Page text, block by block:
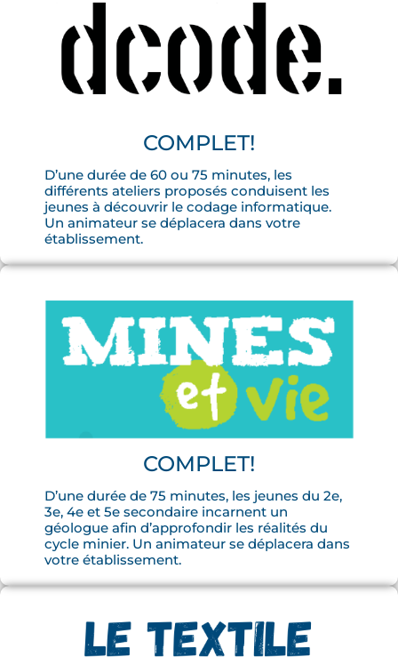
COMPLET!
D’une durée de 60 ou 75 minutes, les
différents ateliers proposés conduisent les
jeunes à découvrir le codage informatique.
Un animateur se déplacera dans votre
établissement.
COMPLET!
D’une durée de 75 minutes, les jeunes du 2e,
3e, 4e et 5e secondaire incarnent un
géologue afin d’approfondir les réalités du
cycle minier. Un animateur se déplacera dans
votre établissement.